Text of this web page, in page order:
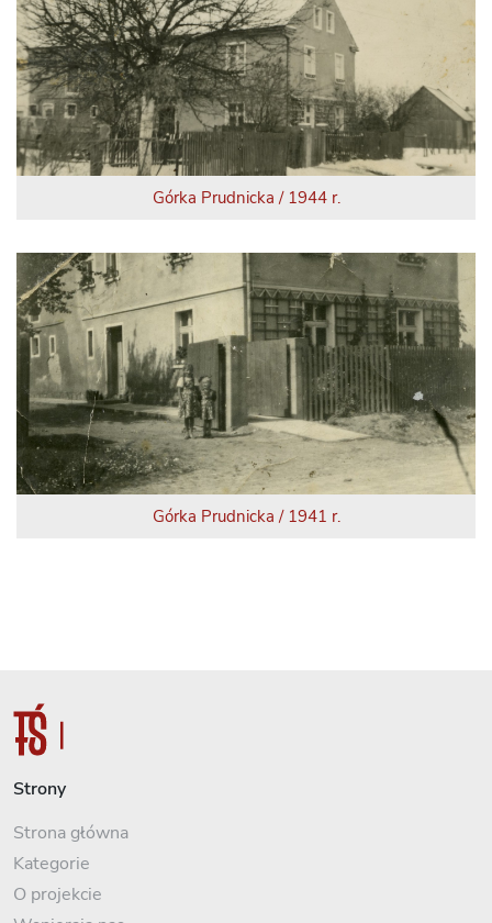
Górka Prudnicka / 1944 r.
Górka Prudnicka / 1941 r.
Strony
Strona główna
Kategorie
O projekcie